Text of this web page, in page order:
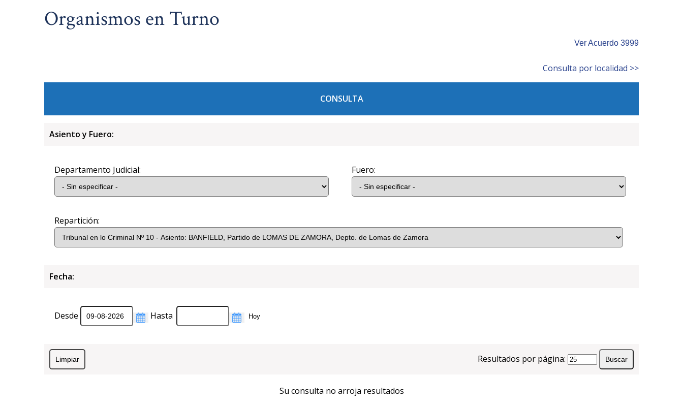
Organismos en Turno
Ver Acuerdo 3999
Consulta por localidad >>
CONSULTA
Asiento y Fuero:
Departamento Judicial: Fuero:
Repartición:
Fecha:
Desde Hasta
Resultados por página:
Su consulta no arroja resultados